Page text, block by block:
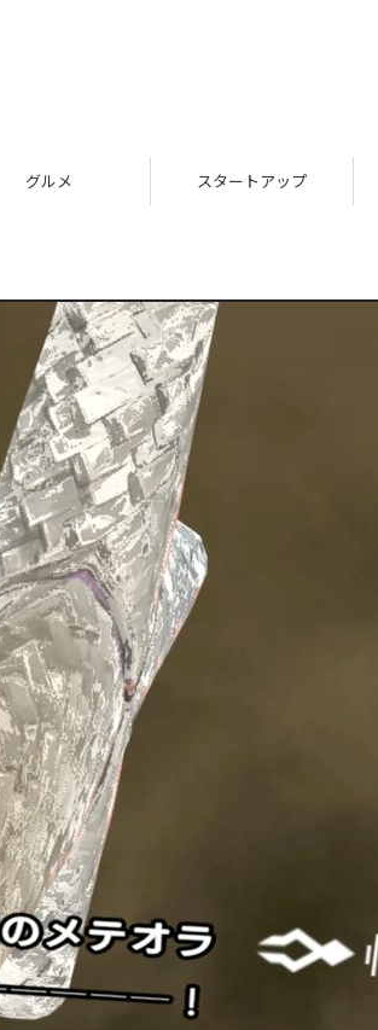
グルメ スタートアップ